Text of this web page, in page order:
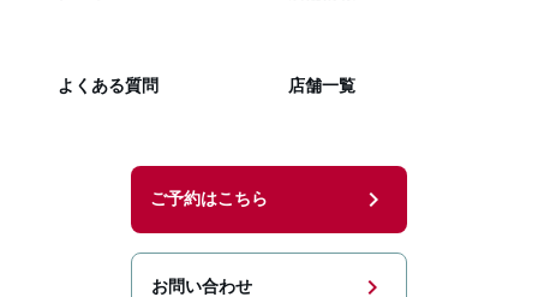
よくある質問 店舗一覧
ご予約はこちら chevron_right
お問い合わせ chevron_right